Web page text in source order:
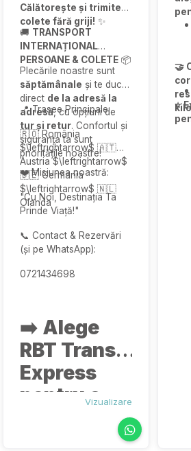
Călătorește și trimite
colete fără griji! ✨
🚚 TRANSPORT
INTERNAȚIONAL
PERSOANE & COLETE 📦
Plecările noastre sunt
săptămânale și te duc
direct de la adresă la
adresă, cu opțiuni de
tur și retur. Confortul și
siguranța ta sunt
prioritățile noastre!
📍 Trasee Principale:
🇷🇴 România
$\leftrightarrow$ 🇦🇹
Austria $\leftrightarrow$
🇩🇪 Germania
$\leftrightarrow$ 🇳🇱
Olanda
❤️ Misiunea noastră:
"Cu Noi, Destinația Ta
Prinde Viață!"
📞 Contact & Rezervări
(și pe WhatsApp):
0721434698
➡️ Alege
RBT Trans
Express
pentru oVizualizare
🤝
⭐